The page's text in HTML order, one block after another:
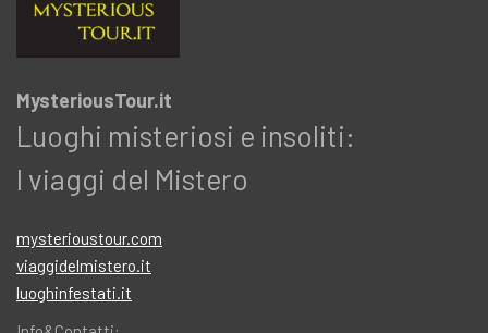
MysteriousTour.it
Luoghi misteriosi e insoliti:
I viaggi del Mistero
mysterioustour.com
viaggidelmistero.it
luoghinfestati.it